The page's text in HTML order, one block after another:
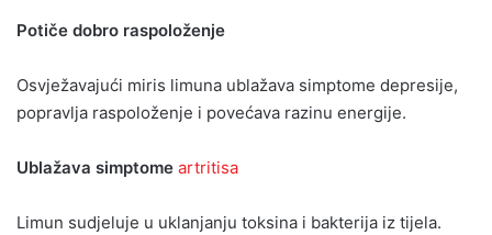
Potiče dobro raspoloženje
Osvježavajući miris limuna ublažava simptome depresije,
popravlja raspoloženje i povećava razinu energije.
Ublažava simptome artritisa
Limun sudjeluje u uklanjanju toksina i bakterija iz tijela.